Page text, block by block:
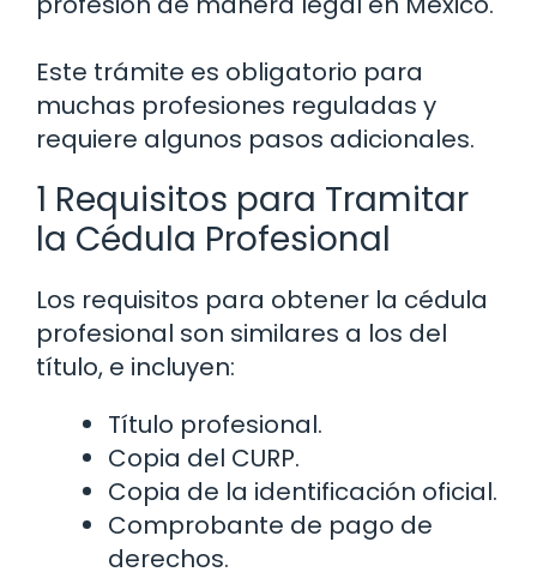
Este trámite es obligatorio para
muchas profesiones reguladas y
requiere algunos pasos adicionales.
1 Requisitos para Tramitar
la Cédula Profesional
Los requisitos para obtener la cédula
profesional son similares a los del
título, e incluyen:
Título profesional.
Copia del CURP.
Copia de la identificación oficial.
Comprobante de pago de
derechos.